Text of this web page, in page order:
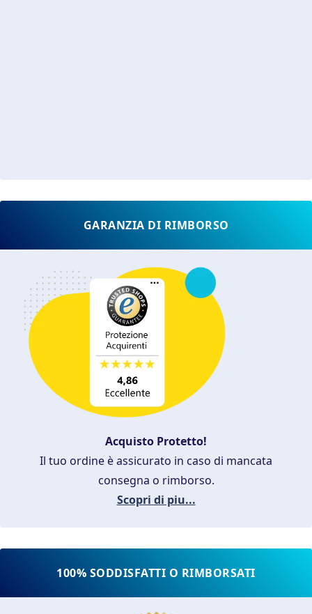
GARANZIA DI RIMBORSO
Acquisto Protetto!
Il tuo ordine è assicurato in caso di mancata
consegna o rimborso.
Scopri di piu...
100% SODDISFATTI O RIMBORSATI